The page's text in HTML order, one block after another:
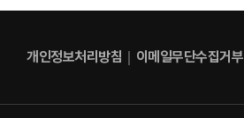
개인정보처리방침 ｜ 이메일무단수집거부